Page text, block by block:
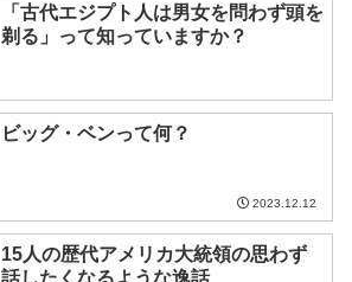
「古代エジプト人は男女を問わず頭を
剃る」って知っていますか？
ビッグ・ベンって何？
2023.12.12
15人の歴代アメリカ大統領の思わず
話したくなるような逸話